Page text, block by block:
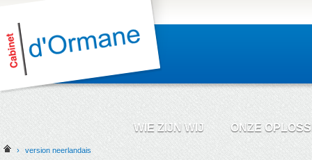
WIE ZIJN WIJ ONZE
› version neerlandais